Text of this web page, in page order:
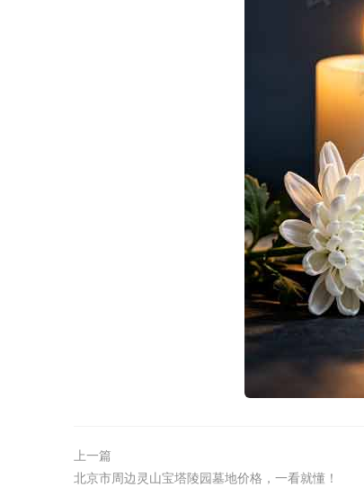
上一篇
北京市周边灵山宝塔陵园墓地价格，一看就懂！